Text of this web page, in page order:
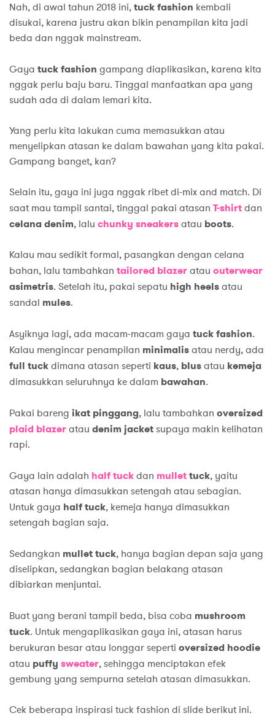
Nah, di awal tahun 2018 ini,tuck fashion kembali
disukai, karena justru akan bikin penampilan kita jadi
beda dan nggak mainstream.
Gaya tuck fashion gampang diaplikasikan, karena kita
nggak perlu baju baru. Tinggal manfaatkan apa yang
sudah ada di dalam lemari kita.
Yang perlu kita lakukan cuma memasukkan atau
menyelipkan atasan ke dalam bawahan yang kita pakai.
Gampang banget, kan?
Selain itu, gaya ini juga nggak ribet di-mix and match. Di
saat mau tampil santai, tinggal pakai atasan T-shirtdan
celana denim, lalu chunky sneakersatau boots.
Kalau mau sedikit formal, pasangkan dengan celana
bahan, lalu tambahkan tailored blazeratau outerwear
asimetris. Setelah itu, pakai sepatu high heelsatau
sandal mules.
Asyiknya lagi, ada macam-macam gaya tuck fashion.
Kalau mengincar penampilan minimalisatau nerdy, ada
full tuckdimana atasan seperti kaus, blusatau kemeja
dimasukkan seluruhnya ke dalam bawahan.
Pakai bareng ikat pinggang, lalu tambahkan oversized
plaid blazeratau denim jacketsupaya makin kelihatan
rapi.
Gaya lain adalah half tuckdan mullettuck, yaitu
atasan hanya dimasukkan setengah atau sebagian.
Untuk gaya half tuck, kemeja hanya dimasukkan
setengah bagian saja.
Sedangkan mullet tuck, hanya bagian depan saja yang
diselipkan, sedangkan bagian belakang atasan
dibiarkan menjuntai.
Buat yang berani tampil beda, bisa coba mushroom
tuck. Untuk mengaplikasikan gaya ini, atasan harus
berukuran besar atau longgar seperti oversized hoodie
atau puffy sweater, sehingga menciptakan efek
gembung yang sempurna setelah atasan dimasukkan.
Cek beberapa inspirasi tuck fashion di slide berikut ini.